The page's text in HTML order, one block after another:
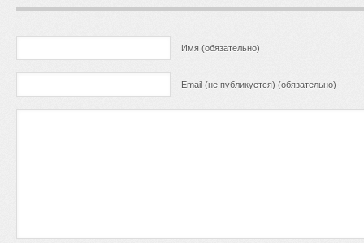
Имя (обязательно)
Email (не публикуется) (обязательно)